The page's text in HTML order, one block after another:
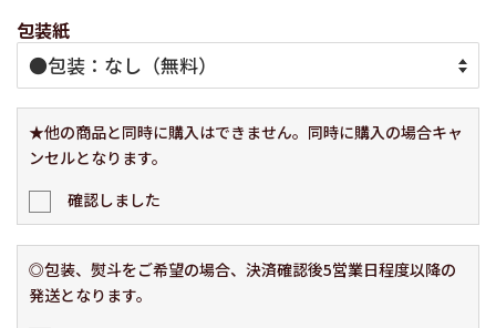
包装紙
★他の商品と同時に購入はできません。同時に購入の場合キャ
ンセルとなります。
確認しました
◎包装、熨斗をご希望の場合、決済確認後5営業日程度以降の
発送となります。